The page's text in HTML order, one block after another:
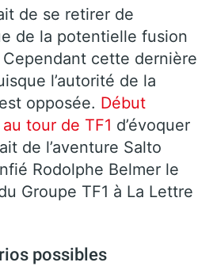
de se retirer de
de la potentielle fusion
cette dernière
l’autorité de la
opposée. Début
tour de TF1 d’évoquer
de l’aventure Salto
Rodolphe Belmer le
Groupe TF1 à La Lettre
possibles